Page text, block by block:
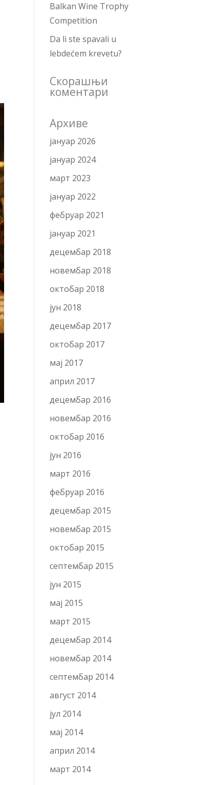
Balkan Wine Trophy
Competition
Da li ste spavali u
lebdećem krevetu?
Скорашњи
коментари
Архиве
јануар 2026
јануар 2024
март 2023
јануар 2022
фебруар 2021
јануар 2021
децембар 2018
новембар 2018
октобар 2018
јун 2018
децембар 2017
октобар 2017
мај 2017
април 2017
децембар 2016
новембар 2016
октобар 2016
јун 2016
март 2016
фебруар 2016
децембар 2015
новембар 2015
октобар 2015
септембар 2015
јун 2015
мај 2015
март 2015
децембар 2014
новембар 2014
септембар 2014
август 2014
јул 2014
мај 2014
април 2014
март 2014